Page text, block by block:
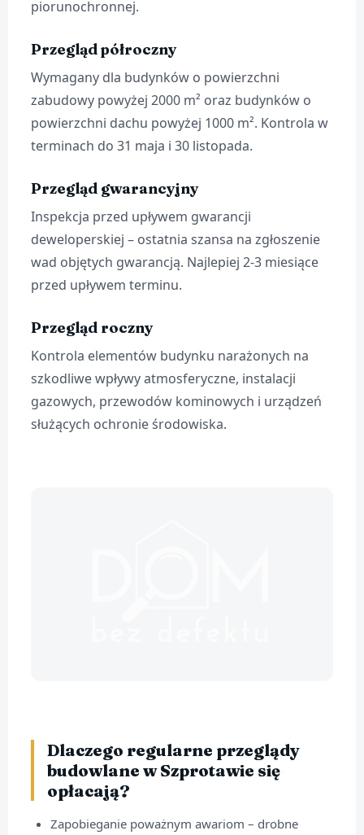
piorunochronnej.
Przegląd półroczny
Wymagany dla budynków o powierzchni
zabudowy powyżej 2000 m² oraz budynków o
powierzchni dachu powyżej 1000 m². Kontrola w
terminach do 31 maja i 30 listopada.
Przegląd gwarancyjny
Inspekcja przed upływem gwarancji
deweloperskiej – ostatnia szansa na zgłoszenie
wad objętych gwarancją. Najlepiej 2-3 miesiące
przed upływem terminu.
Przegląd roczny
Kontrola elementów budynku narażonych na
szkodliwe wpływy atmosferyczne, instalacji
gazowych, przewodów kominowych i urządzeń
służących ochronie środowiska.
Dlaczego regularne przeglądy
budowlane w Szprotawie się
opłacają?
Zapobieganie poważnym awariom – drobne